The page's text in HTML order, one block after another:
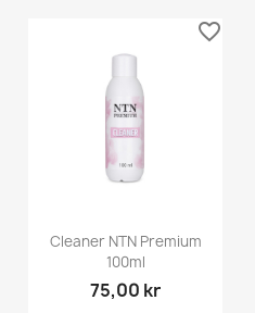
Cleaner NTN Premium
100ml
75,00 kr
favorite_border